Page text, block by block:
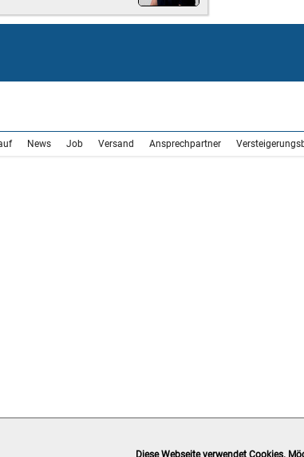
News Job Versand Ansprechpartner
Diese Webseite verwendet Cookies.